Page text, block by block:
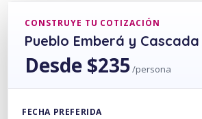
CONSTRUYE TU COTIZACIÓN
Pueblo Emberá y Cascada
Desde $235/persona
FECHA PREFERIDA